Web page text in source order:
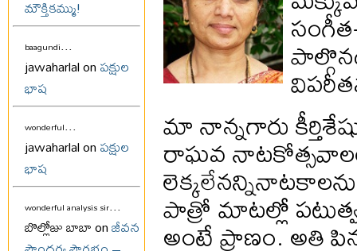
మౌక్తికమ్ము!
baagundi...
jawaharlal onపక్షుల
భాష
wonderful...
jawaharlal onపక్షుల
భాష
wonderful analysis sir...
బొల్లోజు బాబా onజీవన
మా నాన్నగారు
రాఘవ
పాత్రో మాటల్లో
అంటే ప్రాణం. అతి